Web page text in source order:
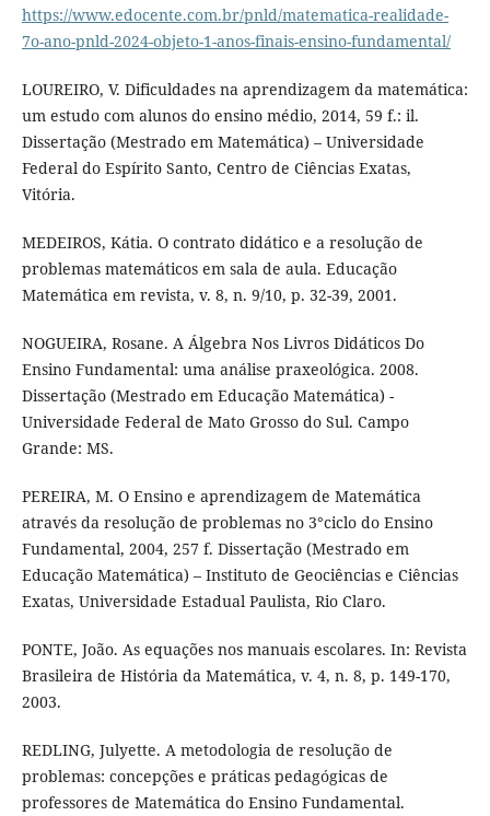
https://www.edocente.com.br/pnld/matematica-realidade-
7o-ano-pnld-2024-objeto-1-anos-finais-ensino-fundamental/
LOUREIRO, V. Dificuldades na aprendizagem da matemática:
um estudo com alunos do ensino médio, 2014, 59 f.: il.
Dissertação (Mestrado em Matemática) – Universidade
Federal do Espírito Santo, Centro de Ciências Exatas,
Vitória.
MEDEIROS, Kátia. O contrato didático e a resolução de
problemas matemáticos em sala de aula. Educação
Matemática em revista, v. 8, n. 9/10, p. 32-39, 2001.
NOGUEIRA, Rosane. A Álgebra Nos Livros Didáticos Do
Ensino Fundamental: uma análise praxeológica. 2008.
Dissertação (Mestrado em Educação Matemática) -
Universidade Federal de Mato Grosso do Sul. Campo
Grande: MS.
PEREIRA, M. O Ensino e aprendizagem de Matemática
através da resolução de problemas no 3°ciclo do Ensino
Fundamental, 2004, 257 f. Dissertação (Mestrado em
Educação Matemática) – Instituto de Geociências e Ciências
Exatas, Universidade Estadual Paulista, Rio Claro.
PONTE, João. As equações nos manuais escolares. In: Revista
Brasileira de História da Matemática, v. 4, n. 8, p. 149-170,
2003.
REDLING, Julyette. A metodologia de resolução de
problemas: concepções e práticas pedagógicas de
professores de Matemática do Ensino Fundamental.